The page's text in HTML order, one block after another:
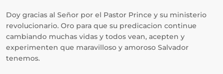
Doy gracias al Señor por el Pastor Prince y su ministerio
revolucionario. Oro para que su predicacion continue
cambiando muchas vidas y todos vean, acepten y
experimenten que maravilloso y amoroso Salvador
tenemos.